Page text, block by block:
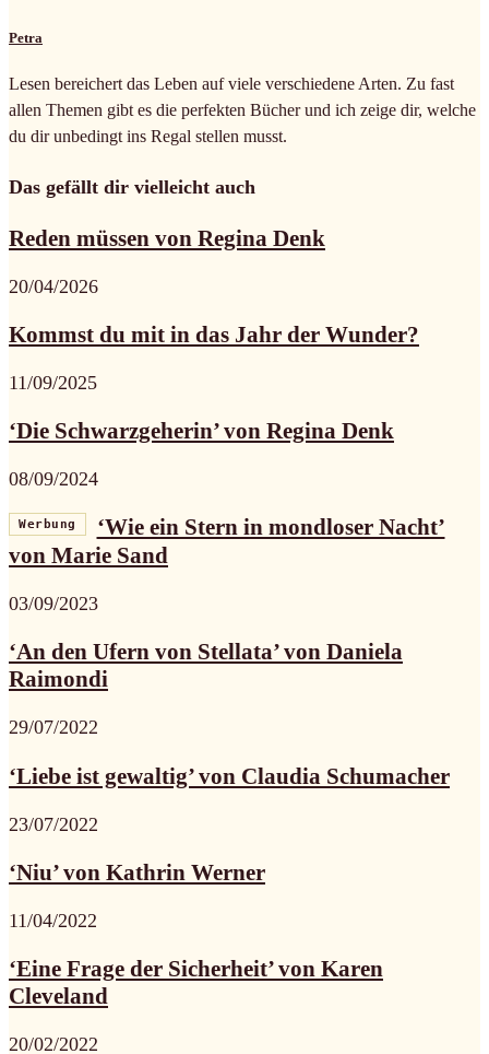
Petra
Lesen bereichert das Leben auf viele verschiedene Arten. Zu fast
allen Themen gibt es die perfekten Bücher und ich zeige dir, welche
du dir unbedingt ins Regal stellen musst.
Das gefällt dir vielleicht auch
Reden müssen von Regina Denk
20/04/2026
Kommst du mit in das Jahr der Wunder?
11/09/2025
‘Die Schwarzgeherin’ von Regina Denk
08/09/2024
Werbung
‘Wie ein Stern in mondloser Nacht’
von Marie Sand
03/09/2023
‘An den Ufern von Stellata’ von Daniela
Raimondi
29/07/2022
‘Liebe ist gewaltig’ von Claudia Schumacher
23/07/2022
‘Niu’ von Kathrin Werner
11/04/2022
‘Eine Frage der Sicherheit’ von Karen
Cleveland
20/02/2022